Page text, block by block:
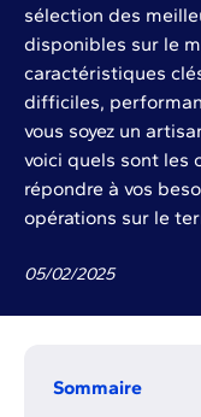
sélection des
disponibles sur le
caractéristiques
difficiles,
vous soyez un
voici quels sont les
répondre à vos
opérations sur le
05/02/2025
Sommaire